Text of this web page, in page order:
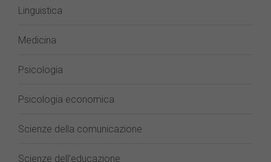
Linguistica
Medicina
Psicologia
Psicologia economica
Scienze della comunicazione
Scienze dell’educazione